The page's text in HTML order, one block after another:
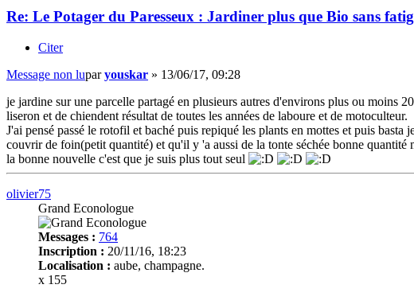
Re: Le Potager du Paresseux : Jardiner plus que Bio sans
Citer
Message non luparyouskar » 13/06/17, 09:28
je jardine sur une parcelle partagé en plusieurs autres d'environs plus ou moins
liseron et de chiendent résultat de toutes les années de laboure et de motoculteur.
J'ai pensé passé le rotofil et baché puis repiqué les plants en mottes et puis
couvrir de foin(petit quantité) et qu'il y 'a aussi de la tonte séchée bonne quantité
la bonne nouvelle c'est que je suis plus tout seul
olivier75
Grand Econologue
Messages : 764
Inscription : 20/11/16, 18:23
Localisation : aube, champagne.
x 155